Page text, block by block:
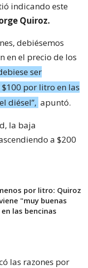
indicando este
Quiroz.
debiésemos
en el precio de los
ser
por litro en las
diésel”, apuntó.
la baja
a $200
por litro: Quiroz
"muy buenas
las bencinas
las razones por